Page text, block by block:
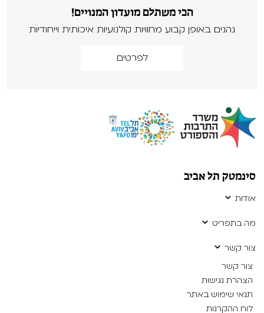
הכי משתלם מועדון המנויים!
נהנים באופן קבוע מחוויות קולנועיות איכותית וייחודיות
לפרטים
סינמטק תל אביב
אודות
מה בתפריט
צור קשר
צור קשר
הצהרת נגישות
תנאי שימוש באתר
לוח ההקרנות